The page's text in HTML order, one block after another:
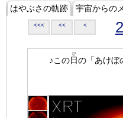
はやぶさの軌跡 宇宙からの
<<< << <
♪この日
ひ
の「あけぼ